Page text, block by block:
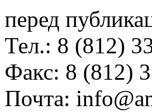
перед
Тел.: 8 (812)
Факс: 8 (812)
Почта: